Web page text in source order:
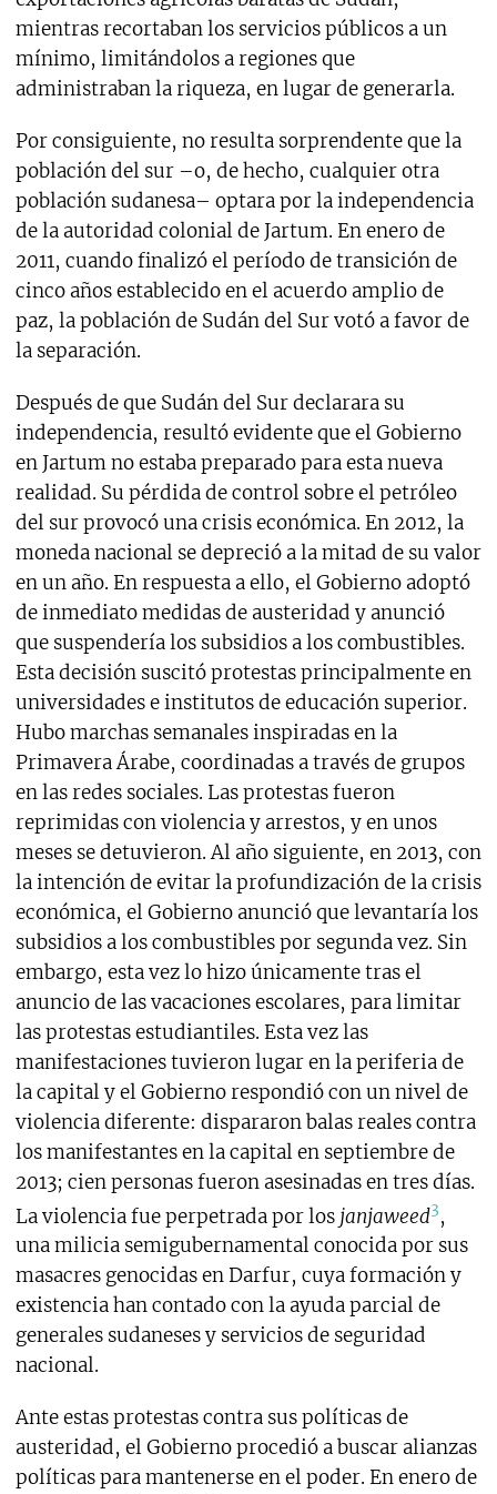
mientras recortaban los servicios públicos a un
mínimo, limitándolos a regiones que
administraban la riqueza, en lugar de generarla.
Por consiguiente, no resulta sorprendente que la
población del sur –o, de hecho, cualquier otra
población sudanesa– optara por la independencia
de la autoridad colonial de Jartum. En enero de
2011, cuando finalizó el período de transición de
cinco años establecido en el acuerdo amplio de
paz, la población de Sudán del Sur votó a favor de
la separación.
Después de que Sudán del Sur declarara su
independencia, resultó evidente que el Gobierno
en Jartum no estaba preparado para esta nueva
realidad. Su pérdida de control sobre el petróleo
del sur provocó una crisis económica. En 2012, la
moneda nacional se depreció a la mitad de su valor
en un año. En respuesta a ello, el Gobierno adoptó
de inmediato medidas de austeridad y anunció
que suspendería los subsidios a los combustibles.
Esta decisión suscitó protestas principalmente en
universidades e institutos de educación superior.
Hubo marchas semanales inspiradas en la
Primavera Árabe, coordinadas a través de grupos
en las redes sociales. Las protestas fueron
reprimidas con violencia y arrestos, y en unos
meses se detuvieron. Al año siguiente, en 2013, con
la intención de evitar la profundización de la crisis
económica, el Gobierno anunció que levantaría los
subsidios a los combustibles por segunda vez. Sin
embargo, esta vez lo hizo únicamente tras el
anuncio de las vacaciones escolares, para limitar
las protestas estudiantiles. Esta vez las
manifestaciones tuvieron lugar en la periferia de
la capital y el Gobierno respondió con un nivel de
violencia diferente: dispararon balas reales contra
los manifestantes en la capital en septiembre de
2013; cien personas fueron asesinadas en tres días.
La violencia fue perpetrada por los janjaweed3,
una milicia semigubernamental conocida por sus
masacres genocidas en Darfur, cuya formación y
existencia han contado con la ayuda parcial de
generales sudaneses y servicios de seguridad
nacional.
Ante estas protestas contra sus políticas de
austeridad, el Gobierno procedió a buscar alianzas
políticas para mantenerse en el poder. En enero de